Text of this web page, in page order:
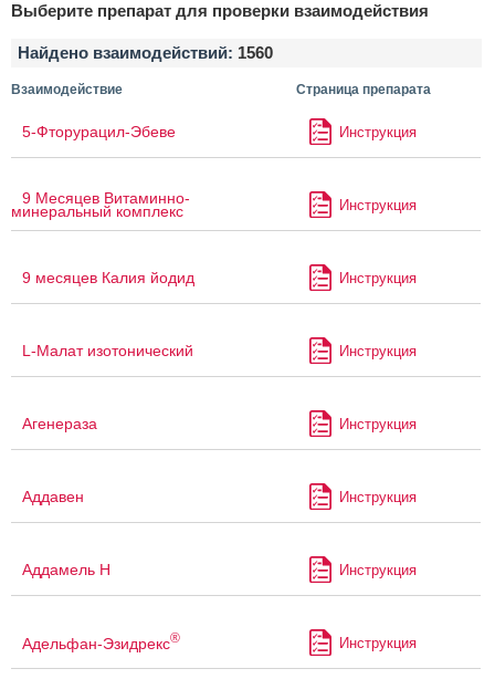
Выберите препарат для проверки взаимодействия
Найдено взаимодействий: 1560
Взаимодействие Страница препарата
5-Фторурацил-Эбеве Инструкция
9 Месяцев Витаминно-
минеральный комплекс Инструкция
9 месяцев Калия йодид Инструкция
L-Малат изотонический Инструкция
Агенераза Инструкция
Аддавен Инструкция
Аддамель Н Инструкция
Адельфан-Эзидрекс® Инструкция